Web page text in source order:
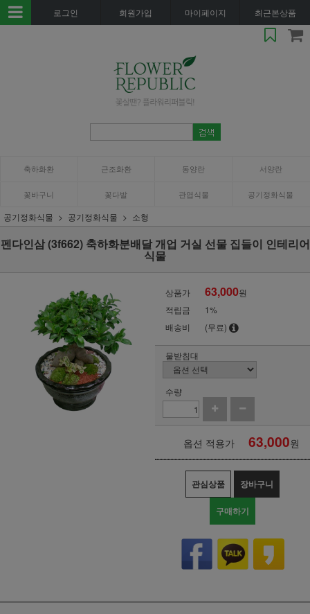
로그인 회원가입 마이페이지 최근본상품
축하화환 근조화환 동양란 서양란
꽃바구니 꽃다발 관엽식물 공기정화식물
공기정화식물 공기정화식물 소형
펜다인삼 (3f662) 축하화분배달 개업 거실 선물 집들이 인테리어
식물
상품가 63,000원
적립금
1%
배송비
(무료)
물받침대
수량
옵션 적용가 63,000원
관심상품 장바구니
구매하기